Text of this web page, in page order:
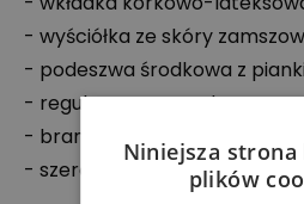
- wyściółka ze skóry
- podeszwa środkowa z
- regulowane, metalowe
- branding producenta
- szerokość standardowa
Niniejsza strona
plików